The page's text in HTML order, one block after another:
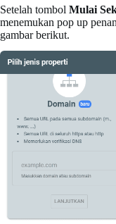
Setelah tombol Mulai
menemukan pop up
gambar berikut.